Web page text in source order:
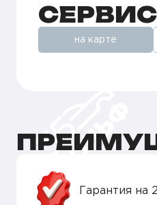
на карте
Гарантия на